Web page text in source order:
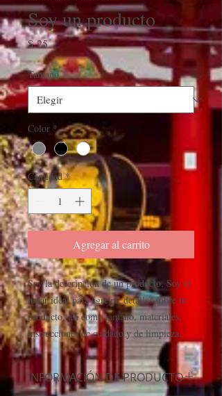
Soy un producto
$ 25Precio
Tamaño *
Color *
Cantidad *
Agregar al carrito
Soy la descripción de un producto. Soy el
lugar ideal para agregar detalles sobre tu
producto, así como tamaño, materiales,
instrucciones de cuidado y de limpieza.
INFORMACIÓN DE PRODUCTO